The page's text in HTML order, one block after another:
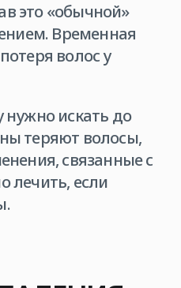
это «обычной»
Временная
волос у
искать до
теряют волосы,
связанные с
лечить, если